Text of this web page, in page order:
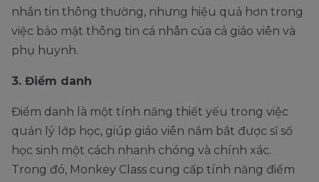
nhắn tin thông thường, nhưng hiệu quả hơn trong
việc bảo mật thông tin cá nhân của cả giáo viên và
phụ huynh.
3. Điểm danh
Điểm danh là một tính năng thiết yếu trong việc
quản lý lớp học, giúp giáo viên nắm bắt được sĩ số
học sinh một cách nhanh chóng và chính xác.
Trong đó, Monkey Class cung cấp tính năng điểm